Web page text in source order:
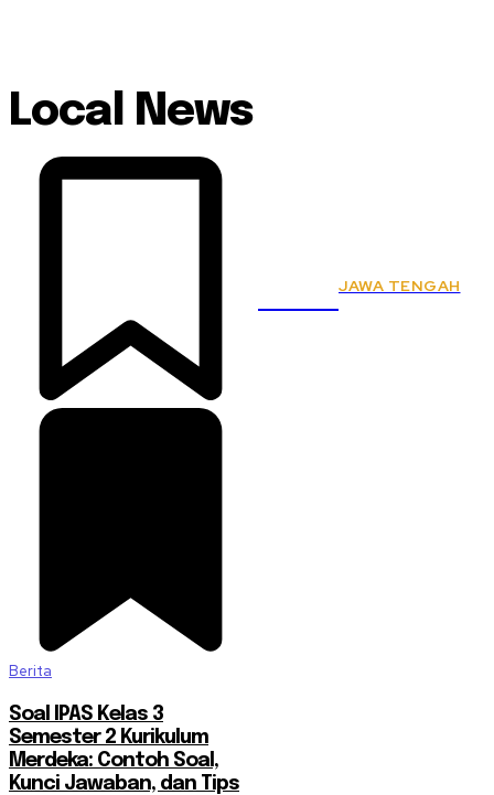
Local News
Berita
Soal IPAS Kelas 3
Semester 2 Kurikulum
Merdeka: Contoh Soal,
Kunci Jawaban, dan Tips
JAWA TENGAH